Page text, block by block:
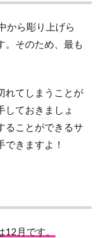
から彫り上げら
。そのため、最も
れてしまうことが
しておきましょ
ることができるサ
きますよ！
月です。